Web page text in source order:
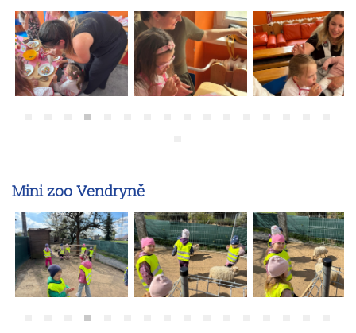
Mini zoo Vendryně